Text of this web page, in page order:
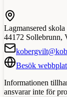
Lagmansered skola
44172 Sollebrunn,
Besök
Informationen
ansvarar inte för